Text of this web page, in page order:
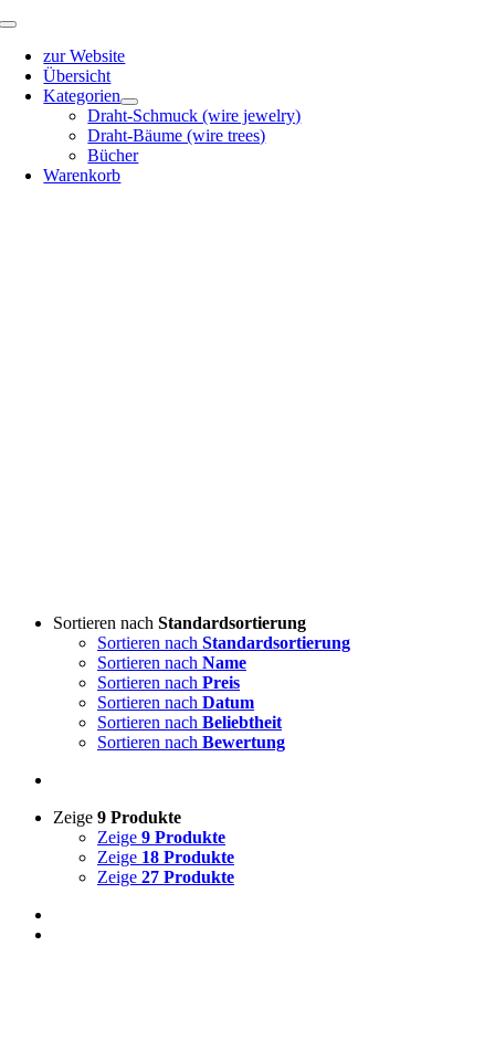
Zum
springen
Toggle
Navigationzur Website
Übersicht
Kategorien
Draht-Schmuck (wire jewelry)
Draht-Bäume (wire trees)
Bücher
Warenkorb
Sortieren nach Standardsortierung
Sortieren nach Standardsortierung
Sortieren nach Name
Sortieren nach Preis
Sortieren nach Datum
Sortieren nach Beliebtheit
Sortieren nach Bewertung
Zeige 9 Produkte
Zeige 9 Produkte
Zeige 18 Produkte
Zeige 27 Produkte